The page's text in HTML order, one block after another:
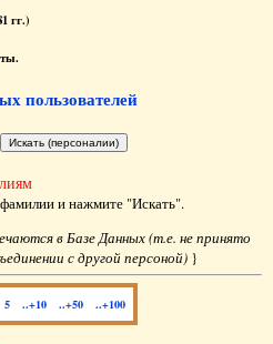
гг.)
пользователей
и нажмите "Искать".
в Базе Данных (т.е. не принято
с другой персоной) }
5 ..+10 ..+50 ..+100